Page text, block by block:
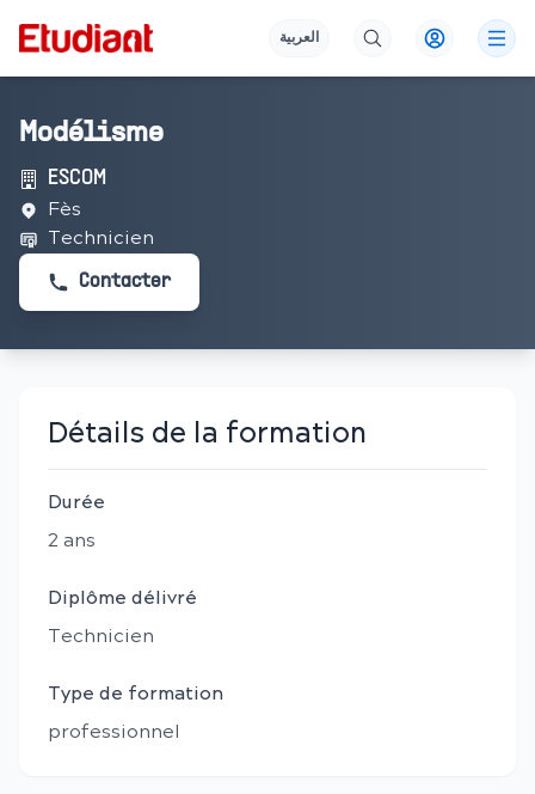
العربية
Modélisme
ESCOM
Fès
Technicien
Contacter
Détails de la formation
Durée
2 ans
Diplôme délivré
Technicien
Type de formation
professionnel